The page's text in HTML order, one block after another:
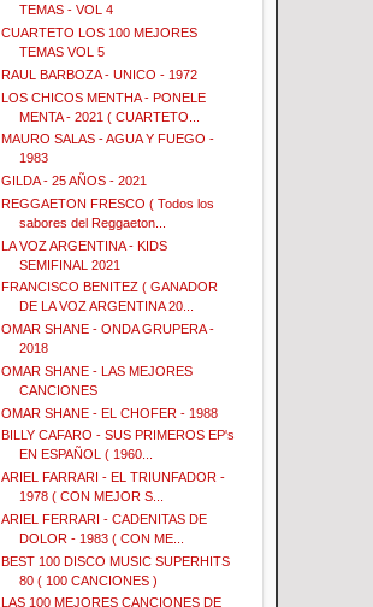
TEMAS - VOL 4
CUARTETO LOS 100 MEJORES
TEMAS VOL 5
RAUL BARBOZA - UNICO - 1972
LOS CHICOS MENTHA - PONELE
MENTA - 2021 ( CUARTETO...
MAURO SALAS - AGUA Y FUEGO -
1983
GILDA - 25 AÑOS - 2021
REGGAETON FRESCO ( Todos los
sabores del Reggaeton...
LA VOZ ARGENTINA - KIDS
SEMIFINAL 2021
FRANCISCO BENITEZ ( GANADOR
DE LA VOZ ARGENTINA 20...
OMAR SHANE - ONDA GRUPERA -
2018
OMAR SHANE - LAS MEJORES
CANCIONES
OMAR SHANE - EL CHOFER - 1988
BILLY CAFARO - SUS PRIMEROS EP's
EN ESPAÑOL ( 1960...
ARIEL FARRARI - EL TRIUNFADOR -
1978 ( CON MEJOR S...
ARIEL FERRARI - CADENITAS DE
DOLOR - 1983 ( CON ME...
BEST 100 DISCO MUSIC SUPERHITS
80 ( 100 CANCIONES )
LAS 100 MEJORES CANCIONES DE